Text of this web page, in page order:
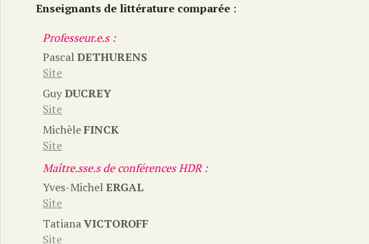
Enseignants de littérature comparée :
Professeur.e.s :
PascalDETHURENS
Site
GuyDUCREY
Site
MichèleFINCK
Site
Maître.sse.s de conférences HDR :
Yves-MichelERGAL
Site
TatianaVICTOROFF
Site